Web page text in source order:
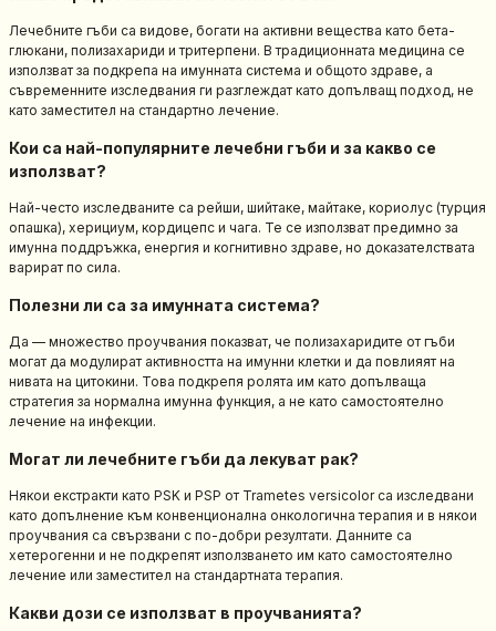
Лечебните гъби са видове, богати на активни вещества като бета-
глюкани, полизахариди и тритерпени. В традиционната медицина се
използват за подкрепа на имунната система и общото здраве, а
съвременните изследвания ги разглеждат като допълващ подход, не
като заместител на стандартно лечение.
Кои са най-популярните лечебни гъби и за какво се
използват?
Най-често изследваните са рейши, шийтаке, майтаке, кориолус (турция
опашка), херициум, кордицепс и чага. Те се използват предимно за
имунна поддръжка, енергия и когнитивно здраве, но доказателствата
варират по сила.
Полезни ли са за имунната система?
Да — множество проучвания показват, че полизахаридите от гъби
могат да модулират активността на имунни клетки и да повлияят на
нивата на цитокини. Това подкрепя ролята им като допълваща
стратегия за нормална имунна функция, а не като самостоятелно
лечение на инфекции.
Могат ли лечебните гъби да лекуват рак?
Някои екстракти като PSK и PSP от Trametes versicolor са изследвани
като допълнение към конвенционална онкологична терапия и в някои
проучвания са свързвани с по-добри резултати. Данните са
хетерогенни и не подкрепят използването им като самостоятелно
лечение или заместител на стандартната терапия.
Какви дози се използват в проучванията?